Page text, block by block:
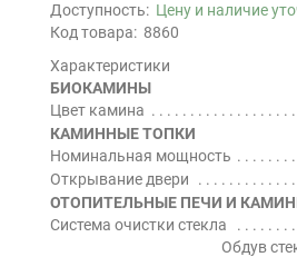
Доступность: Цену и наличие
Код товара: 8860
Характеристики
БИОКАМИНЫ
Цвет камина
КАМИННЫЕ ТОПКИ
Номинальная мощность
Открывание двери
ОТОПИТЕЛЬНЫЕ ПЕЧИ И
Система очистки стекла
Обдув